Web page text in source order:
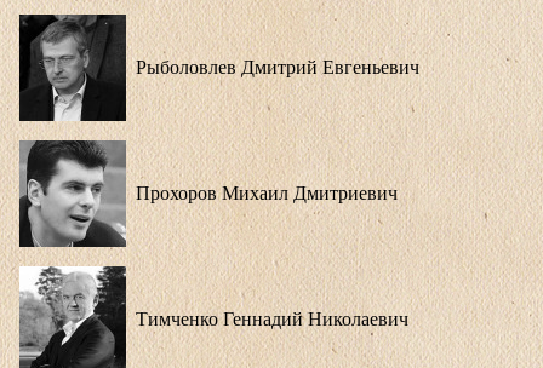
Рыболовлев Дмитрий Евгеньевич
Прохоров Михаил Дмитриевич
Тимченко Геннадий Николаевич